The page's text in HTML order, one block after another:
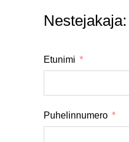
Etunimi
Puhelinnumero